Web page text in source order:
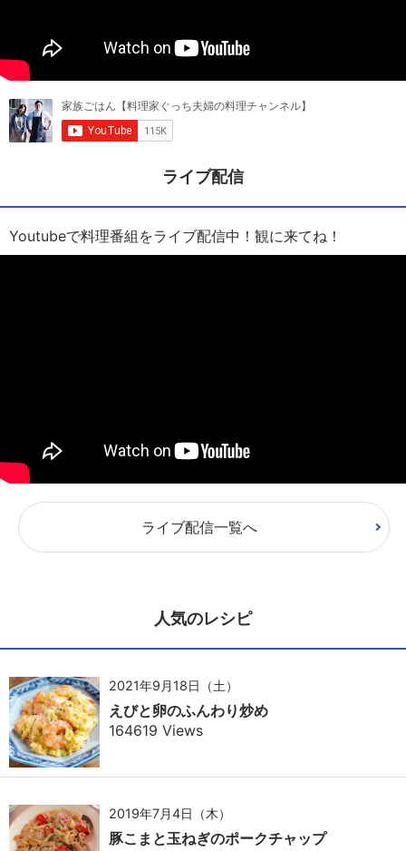
ライブ配信
Youtubeで料理番組をライブ配信中！観に来てね！
ライブ配信一覧へ
人気のレシピ
2021年9月18日（土）
えびと卵のふんわり炒め
164619 Views
2019年7月4日（木）
豚こまと玉ねぎのポークチャップ